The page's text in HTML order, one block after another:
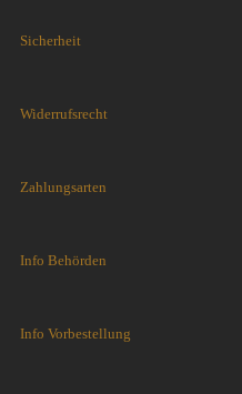
Sicherheit
Widerrufsrecht
Zahlungsarten
Info Behörden
Info Vorbestellung